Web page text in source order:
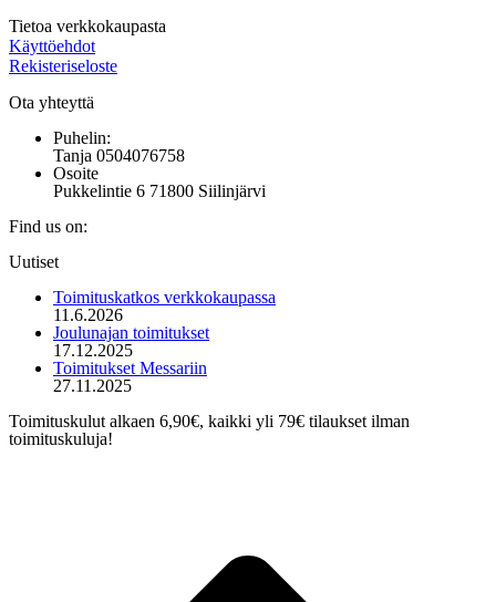
Tietoa verkkokaupasta
Käyttöehdot
Rekisteriseloste
Ota yhteyttä
Puhelin:
Tanja 0504076758
Osoite
Pukkelintie 6 71800 Siilinjärvi
Find us on:
Mail
opens
new
window
Uutiset
Toimituskatkos verkkokaupassa
11.6.2026
Joulunajan toimitukset
17.12.2025
Toimitukset Messariin
27.11.2025
Toimituskulut alkaen 6,90€, kaikki yli 79€ tilaukset ilman
toimituskuluja!